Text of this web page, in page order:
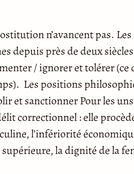
n’avancent pas.
depuis près de deux
/ ignorer et tolérer
Les positions
et sanctionner Pour les
correctionnel : elle
l’infériorité
la dignité de la